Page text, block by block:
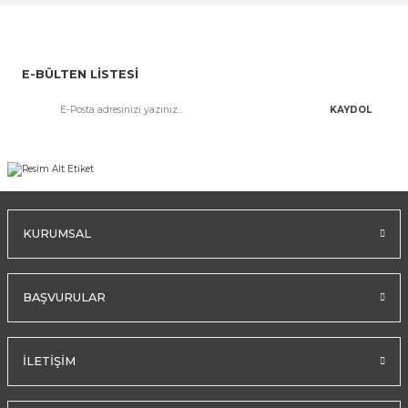
E-BÜLTEN LİSTESİ
KAYDOL
KURUMSAL
BAŞVURULAR
İLETİŞİM